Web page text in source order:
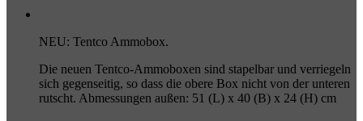
NEU: Tentco Ammobox.
Die neuen Tentco-Ammoboxen sind stapelbar und verriegeln
sich gegenseitig, so dass die obere Box nicht von der unteren
rutscht. Abmessungen außen: 51 (L) x 40 (B) x 24 (H) cm